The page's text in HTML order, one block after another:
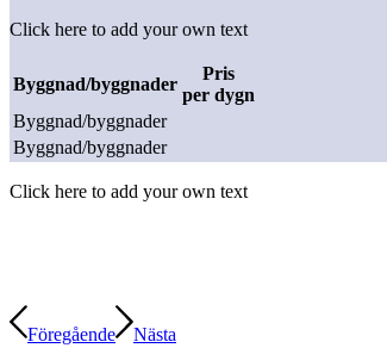
Click here to add your own text
Byggnad/byggnader
Pris
per dygn
Click here to add your own text
Föregående
Nästa